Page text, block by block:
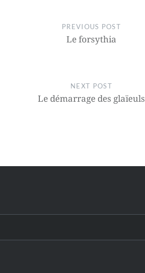
PREVIOUS POST
Le forsythia
NEXT POST
Le démarrage des glaïeuls